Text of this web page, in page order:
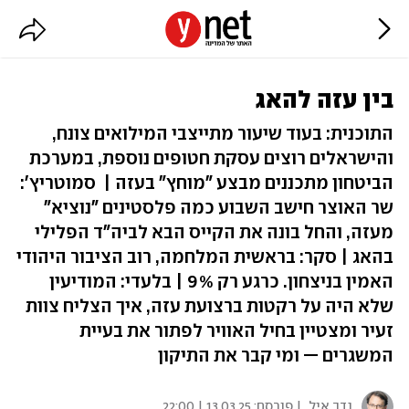
בין עזה להאג
התוכנית: בעוד שיעור מתייצבי המילואים צונח,
והישראלים רוצים עסקת חטופים נוספת, במערכת
הביטחון מתכננים מבצע "מוחץ" בעזה | סמוטריץ':
שר האוצר חישב השבוע כמה פלסטינים "נוציא"
מעזה, והחל בונה את הקייס הבא לביה"ד הפלילי
בהאג | סקר: בראשית המלחמה, רוב הציבור היהודי
האמין בניצחון. כרגע רק 9% | בלעדי: המודיעין
שלא היה על רקטות ברצועת עזה, איך הצליח צוות
זעיר ומצטיין בחיל האוויר לפתור את בעיית
המשגרים — ומי קבר את התיקון